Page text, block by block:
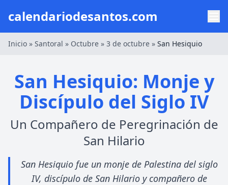
calendariodesantos.com
Inicio » Santoral » Octubre » 3 de octubre » San Hesiquio
San Hesiquio: Monje y
Discípulo del Siglo IV
Un Compañero de Peregrinación de
San Hilario
San Hesiquio fue un monje de Palestina del siglo
IV, discípulo de San Hilario y compañero de